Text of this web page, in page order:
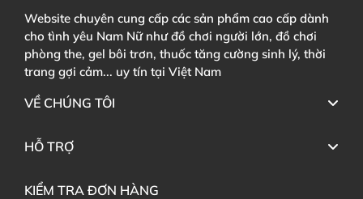
Website chuyên cung cấp các sản phẩm cao cấp dành
cho tình yêu Nam Nữ như đồ chơi người lớn, đồ chơi
phòng the, gel bôi trơn, thuốc tăng cường sinh lý, thời
trang gợi cảm... uy tín tại Việt Nam
VỀ CHÚNG TÔI
HỖ TRỢ
KIỂM TRA ĐƠN HÀNG